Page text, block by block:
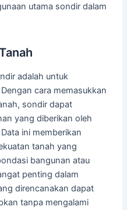
utama sondir dalam
adalah untuk
cara memasukkan
sondir dapat
yang diberikan oleh
ini memberikan
tanah yang
bangunan atau
penting dalam
direncanakan dapat
tanpa mengalami